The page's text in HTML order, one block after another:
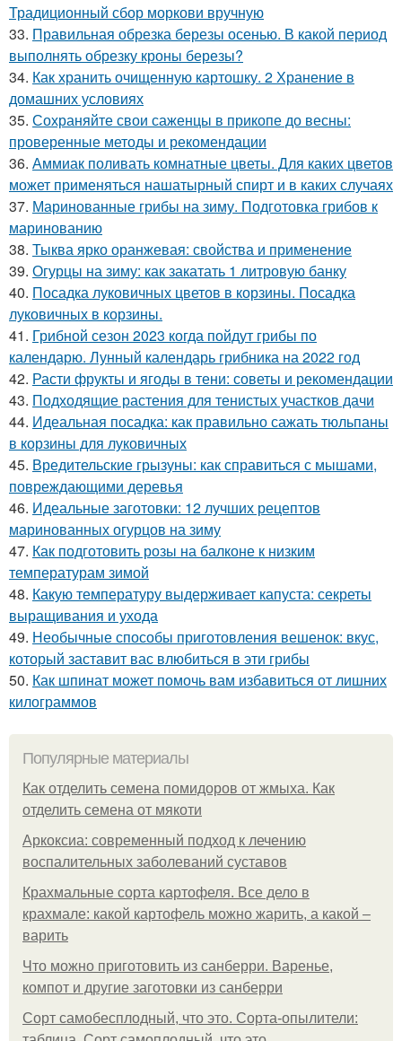
Традиционный сбор моркови вручную
33. Правильная обрезка березы осенью. В какой период
выполнять обрезку кроны березы?
34. Как хранить очищенную картошку. 2 Хранение в
домашних условиях
35. Сохраняйте свои саженцы в прикопе до весны:
проверенные методы и рекомендации
36. Аммиак поливать комнатные цветы. Для каких цветов
может применяться нашатырный спирт и в каких случаях
37. Маринованные грибы на зиму. Подготовка грибов к
маринованию
38. Тыква ярко оранжевая: свойства и применение
39. Огурцы на зиму: как закатать 1 литровую банку
40. Посадка луковичных цветов в корзины. Посадка
луковичных в корзины.
41. Грибной сезон 2023 когда пойдут грибы по
календарю. Лунный календарь грибника на 2022 год
42. Расти фрукты и ягоды в тени: советы и рекомендации
43. Подходящие растения для тенистых участков дачи
44. Идеальная посадка: как правильно сажать тюльпаны
в корзины для луковичных
45. Вредительские грызуны: как справиться с мышами,
повреждающими деревья
46. Идеальные заготовки: 12 лучших рецептов
маринованных огурцов на зиму
47. Как подготовить розы на балконе к низким
температурам зимой
48. Какую температуру выдерживает капуста: секреты
выращивания и ухода
49. Необычные способы приготовления вешенок: вкус,
который заставит вас влюбиться в эти грибы
50. Как шпинат может помочь вам избавиться от лишних
килограммов
Популярные материалы
Как отделить семена помидоров от жмыха. Как
отделить семена от мякоти
Аркоксиа: современный подход к лечению
воспалительных заболеваний суставов
Крахмальные сорта картофеля. Все дело в
крахмале: какой картофель можно жарить, а какой –
варить
Что можно приготовить из санберри. Варенье,
компот и другие заготовки из санберри
Сорт самобесплодный, что это. Сорта-опылители: